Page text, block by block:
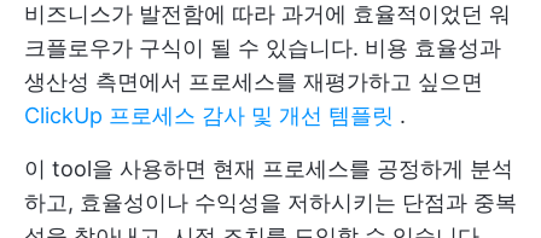
비즈니스가 발전함에 따라 과거에 효율적이었던 워
크플로우가 구식이 될 수 있습니다. 비용 효율성과
생산성 측면에서 프로세스를 재평가하고 싶으면
ClickUp 프로세스 감사 및 개선 템플릿 .
이 tool을 사용하면 현재 프로세스를 공정하게 분석
하고, 효율성이나 수익성을 저하시키는 단점과 중복